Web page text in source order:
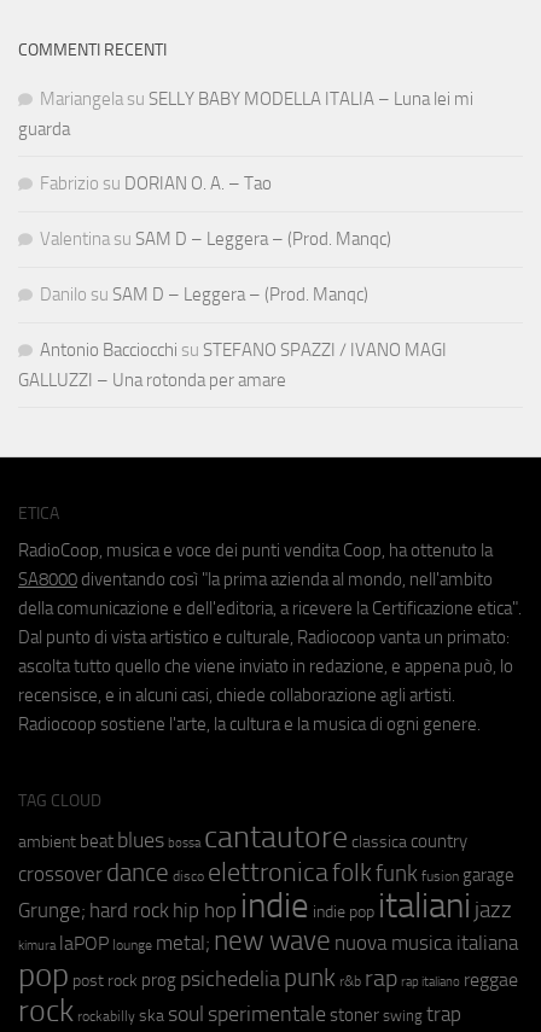
COMMENTI RECENTI
Mariangela su SELLY BABY MODELLA ITALIA – Luna lei mi
guarda
Fabrizio su DORIAN O. A. – Tao
Valentina su SAM D – Leggera – (Prod. Manqc)
Danilo su SAM D – Leggera – (Prod. Manqc)
Antonio Bacciocchi su STEFANO SPAZZI / IVANO MAGI
GALLUZZI – Una rotonda per amare
ETICA
RadioCoop, musica e voce dei punti vendita Coop, ha ottenuto la
SA8000 diventando così "la prima azienda al mondo, nell'ambito
della comunicazione e dell'editoria, a ricevere la Certificazione etica".
Dal punto di vista artistico e culturale, Radiocoop vanta un primato:
ascolta tutto quello che viene inviato in redazione, e appena può, lo
recensisce, e in alcuni casi, chiede collaborazione agli artisti.
Radiocoop sostiene l'arte, la cultura e la musica di ogni genere.
TAG CLOUD
ambient beat blues bossa cantautore classica country
crossover dance disco elettronicafolkfunk fusion garage
Grunge; hard rock hip hop indie indie pop italiani jazz
kimura laPOP lounge metal; new wave nuova musica italiana
pop post rock prog psichedeliapunk r&b rap rap italiano reggae
rock rockabilly ska soul sperimentale stoner swing trap